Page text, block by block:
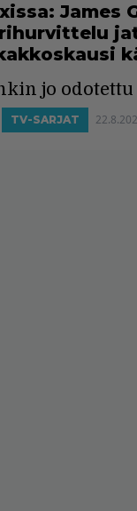
James
jo
TV-SARJAT